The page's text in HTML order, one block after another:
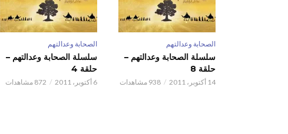
الصحابة وعدالتهم
سلسلة الصحابة وعدالتهم –
حلقة 8
14 أكتوبر، 2011 938 مشاهدات
الصحابة وعدالتهم
سلسلة الصحابة وعدالتهم –
حلقة 4
6 أكتوبر، 2011 872 مشاهدات